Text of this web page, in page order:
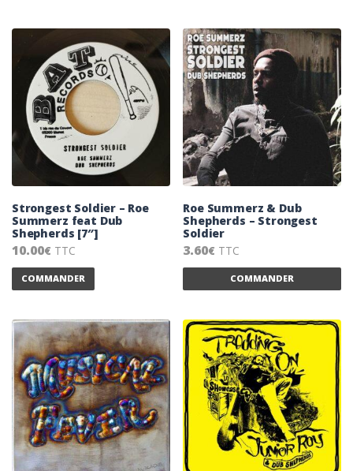
Strongest Soldier – Roe
Summerz feat Dub
Shepherds [7″]
10.00€ TTC
COMMANDER
Ce produit a plusieurs variations. Les options peuvent
Roe Summerz & Dub
Shepherds – Strongest
Soldier
3.60€ TTC
COMMANDER